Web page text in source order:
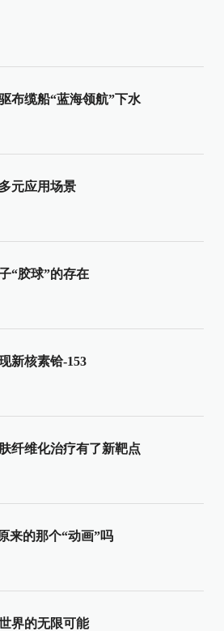
布缆船“蓝海领航”下水
元应用场景
“胶球”的存在
新核素铪-153
纤维化治疗有了新靶点
来的那个“动画”吗
界的无限可能